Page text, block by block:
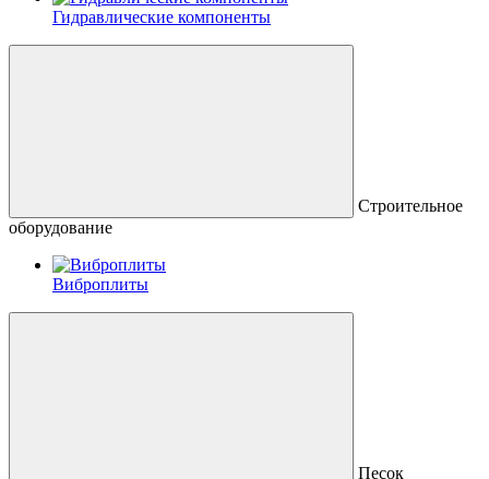
Гидравлические компоненты
Строительное
оборудование
Виброплиты
Песок